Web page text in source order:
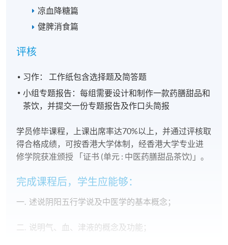
凉血降糖篇
健脾消食篇
评核
习作： 工作纸包含选择题及简答题
小组专题报告：每组需要设计和制作一款药膳甜品和
茶饮，并提交一份专题报告及作口头简报
学员修毕课程，上课出席率达70%以上，并通过评核取
得合格成绩，可按香港大学体制，经香港大学专业进
修学院获准颁授 「证书 (单元 : 中医药膳甜品茶饮)」。
完成课程后，学生应能够：
一. 述说阴阳五行学说及中医学的基本概念；
二. 说明气、血、津液的概念及功能；